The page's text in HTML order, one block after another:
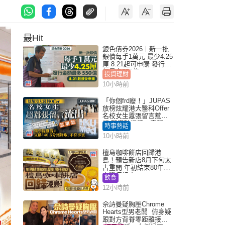
最Hit
銀色債券2026｜新一批
銀債每手1萬元 最少4.25
厘 8.21起可申購 發行金
額最多550億
投資理財
10小時前
「你個frd廢！」JUPAS
放榜炫耀港大醫科Offer
名校女生囂張留言惹眾
怒 醫學院澄清：宣稱
「40.5分獲錄取」不符事
實｜Juicy叮
時事熱話
10小時前
檀島咖啡餅店回歸港
島！預告新店8月下旬太
古重開 年初結束80年歷
史灣仔總店
飲食
12小時前
佘詩曼疑胸壓Chrome
Hearts型男老闆 俯身疑
跟對方背脊零距離接觸